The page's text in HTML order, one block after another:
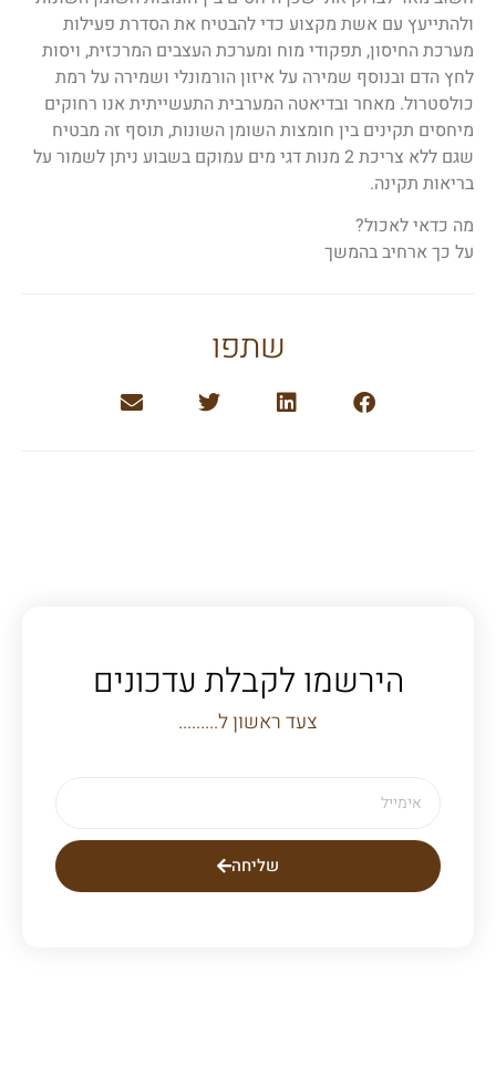
ולהתייעץ עם אשת מקצוע כדי להבטיח את הסדרת פעילות
מערכת החיסון, תפקודי מוח ומערכת העצבים המרכזית, ויסות
לחץ הדם ובנוסף שמירה על איזון הורמונלי ושמירה על רמת
כולסטרול. מאחר ובדיאטה המערבית התעשייתית אנו רחוקים
מיחסים תקינים בין חומצות השומן השונות, תוסף זה מבטיח
שגם ללא צריכת 2 מנות דגי מים עמוקם בשבוע ניתן לשמור על
בריאות תקינה.
מה כדאי לאכול?
על כך ארחיב בהמשך
שתפו
הירשמו לקבלת עדכונים
צעד ראשון ל.........
שליחה